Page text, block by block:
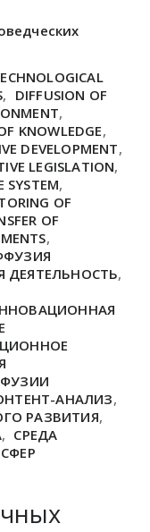
, DIFFUSION OF
,
KNOWLEDGE,
DEVELOPMENT,
LEGISLATION,
SYSTEM,
OF
OF
,
,
АНАЛИЗ,
РАЗВИТИЯ,
, СРЕДА